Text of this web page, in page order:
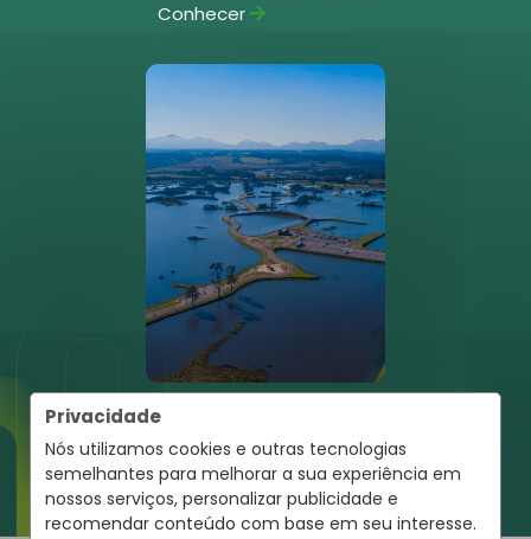
Privacidade
Nós utilizamos cookies e outras tecnologias
semelhantes para melhorar a sua experiência em
nossos serviços, personalizar publicidade e
recomendar conteúdo com base em seu interesse.
Conhecer
Pinhais
Conhecer